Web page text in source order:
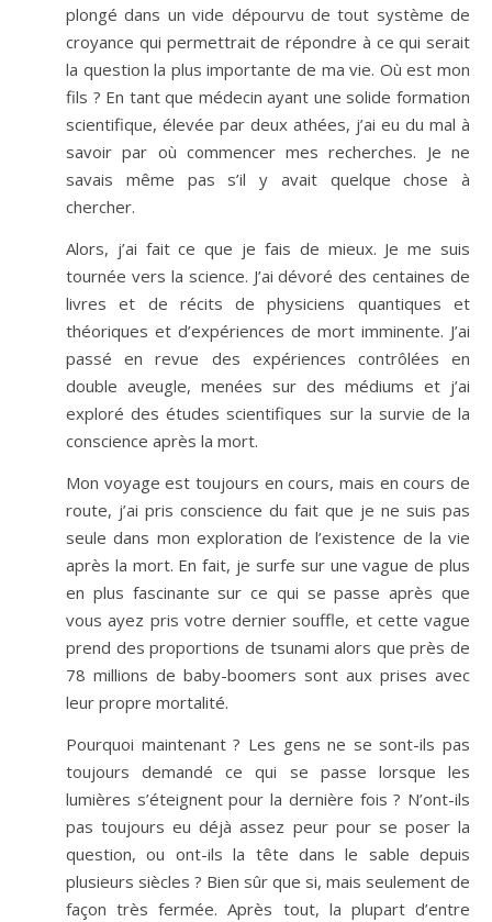
plongé dans un vide dépourvu de tout système de
croyance qui permettrait de répondre à ce qui serait
la question la plus importante de ma vie. Où est mon
fils ? En tant que médecin ayant une solide formation
scientifique, élevée par deux athées, j’ai eu du mal à
savoir par où commencer mes recherches. Je ne
savais même pas s’il y avait quelque chose à
chercher.
Alors, j’ai fait ce que je fais de mieux. Je me suis
tournée vers la science. J’ai dévoré des centaines de
livres et de récits de physiciens quantiques et
théoriques et d’expériences de mort imminente. J’ai
passé en revue des expériences contrôlées en
double aveugle, menées sur des médiums et j’ai
exploré des études scientifiques sur la survie de la
conscience après la mort.
Mon voyage est toujours en cours, mais en cours de
route, j’ai pris conscience du fait que je ne suis pas
seule dans mon exploration de l’existence de la vie
après la mort. En fait, je surfe sur une vague de plus
en plus fascinante sur ce qui se passe après que
vous ayez pris votre dernier souffle, et cette vague
prend des proportions de tsunami alors que près de
78 millions de baby-boomers sont aux prises avec
leur propre mortalité.
Pourquoi maintenant ? Les gens ne se sont-ils pas
toujours demandé ce qui se passe lorsque les
lumières s’éteignent pour la dernière fois ? N’ont-ils
pas toujours eu déjà assez peur pour se poser la
question, ou ont-ils la tête dans le sable depuis
plusieurs siècles ? Bien sûr que si, mais seulement de
façon très fermée. Après tout, la plupart d’entre